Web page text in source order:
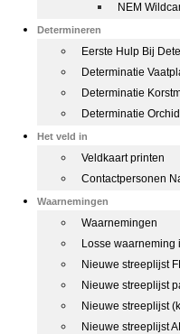
NEM
Determineren
Eerste Hulp Bij
Determinatie
Determinatie
Determinatie
Het veld in
Veldkaart printen
Contactpersonen
Waarnemingen
Waarnemingen
Losse waarneming
Nieuwe streeplijst
Nieuwe streeplijst
Nieuwe streeplijst
Nieuwe streeplijst